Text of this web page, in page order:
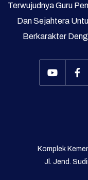
Terwujudnya Guru
Dan Sejahtera
Berkarakter
Komplek
Jl. Jend.